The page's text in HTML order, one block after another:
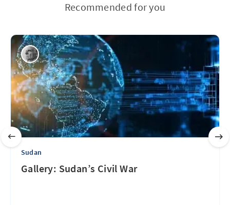
Recommended for you
Sudan
Gallery: Sudan’s Civil War